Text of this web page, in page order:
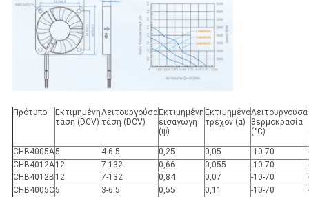
Πρότυπο
Εκτιμημένη
τάση (DCV)
Λειτουργούσα
τάση (DCV)
Εκτιμημένη
εισαγωγή
(ψ)
Εκτιμημένο
τρέχον (α)
Λειτουργούσα
θερμοκρασία
(°C)
CHB4005A5 4-6.5 0,25 0,05 -10-70
CHB4012A12 7-132 0,66 0,055 -10-70
CHB4012B 12 7-132 0,84 0,07 -10-70
CHB4005C5 3-6.5 0,55 0,11 -10-70